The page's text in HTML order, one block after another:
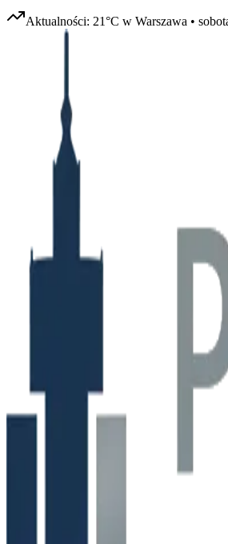
Aktualności: 21°C w Warszawa •